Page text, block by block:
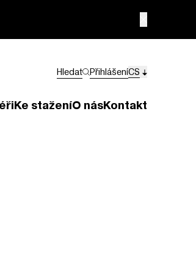
Hledat PřihlášeníCS
Ke staženíO násKontakt